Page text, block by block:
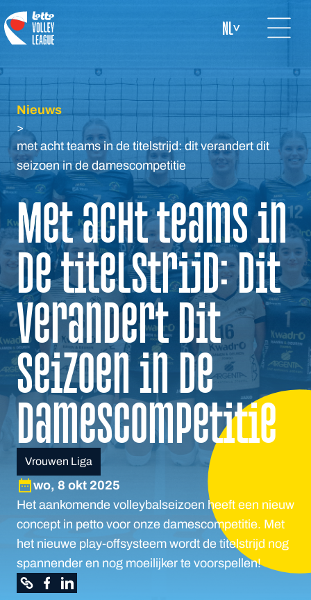
logo-white
NL
Nieuws
>
met acht teams in de titelstrijd: dit verandert dit
seizoen in de damescompetitie
Met acht teams in
de titelstrijd: dit
verandert dit
seizoen in de
damescompetitie
Vrouwen Liga
wo, 8 okt 2025
Het aankomende volleybalseizoen heeft een nieuw
concept in petto voor onze damescompetitie. Met
het nieuwe play-offsysteem wordt de titelstrijd nog
spannender en nog moeilijker te voorspellen!